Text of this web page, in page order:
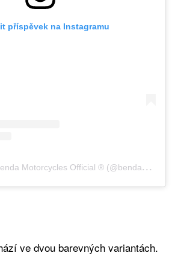
příspěvek na Instagramu
P
říspěvek sdílený Benda Motorcycles Official ®️ (@benda_motorcycles)
ve dvou barevných variantách.